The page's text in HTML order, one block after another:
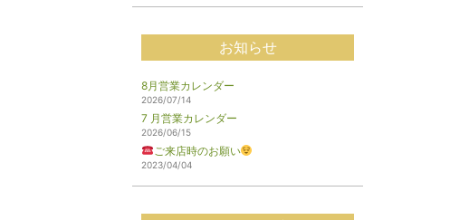
お知らせ
8月営業カレンダー
2026/07/14
7 月営業カレンダー
2026/06/15
ご来店時のお願い
2023/04/04